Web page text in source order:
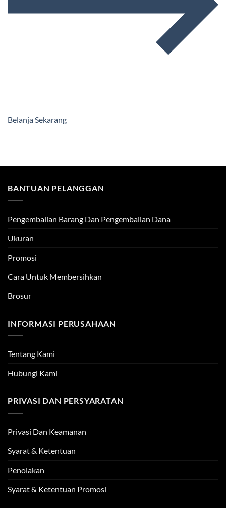
Belanja Sekarang
BANTUAN PELANGGAN
Pengembalian Barang Dan Pengembalian Dana
Ukuran
Promosi
Cara Untuk Membersihkan
Brosur
INFORMASI PERUSAHAAN
Tentang Kami
Hubungi Kami
PRIVASI DAN PERSYARATAN
Privasi Dan Keamanan
Syarat & Ketentuan
Penolakan
Syarat & Ketentuan Promosi